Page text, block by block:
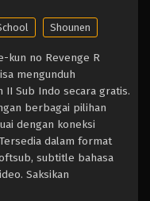
Shounen
kun no Revenge R
mengunduh
II Sub Indo secara gratis.
berbagai pilihan
dengan koneksi
dalam format
subtitle bahasa
Saksikan